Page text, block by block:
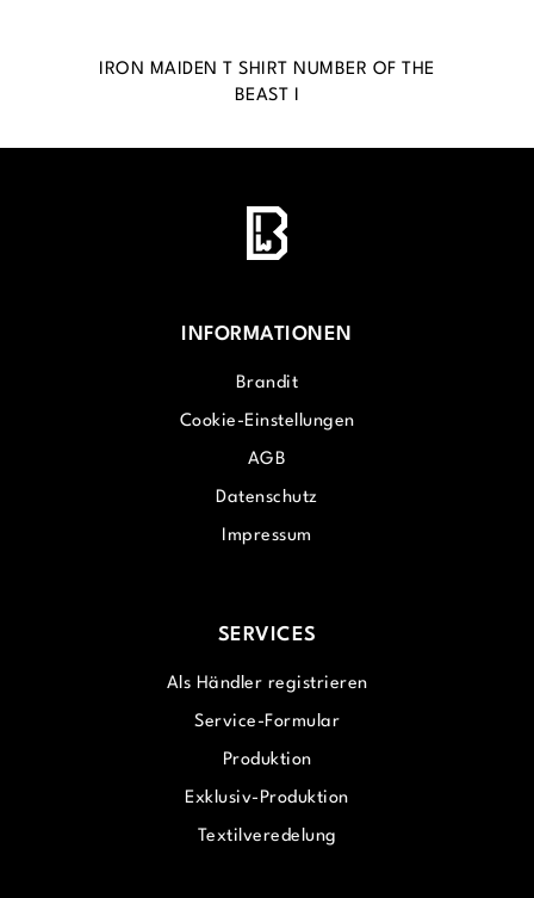
IRON MAIDEN T SHIRT NUMBER OF THE
BEAST I
INFORMATIONEN
Brandit
Cookie-Einstellungen
AGB
Datenschutz
Impressum
SERVICES
Als Händler registrieren
Service-Formular
Produktion
Exklusiv-Produktion
Textilveredelung